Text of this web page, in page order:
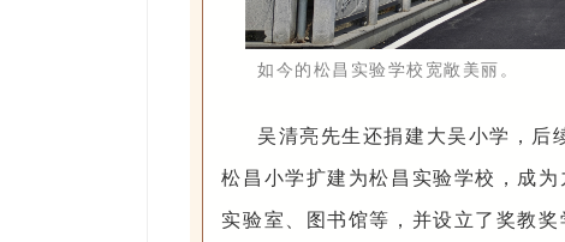
如今的松昌实验学校宽敞美丽。
吴清亮先生还捐建大吴小学，后
松昌小学扩建为松昌实验学校，成
实验室、图书馆等，并设立了奖教